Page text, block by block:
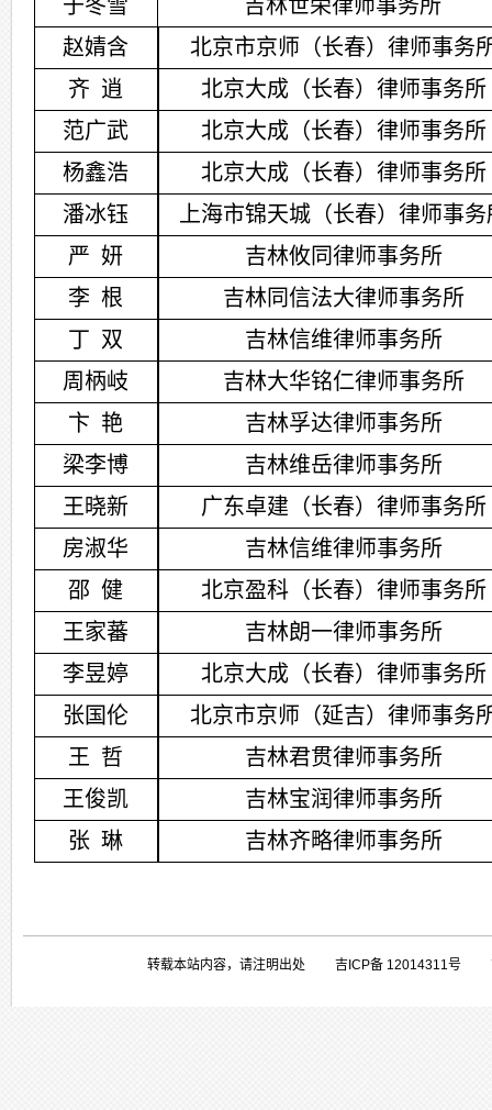
于冬雪
吉林世荣律师事务所
赵婧含
北京市京师（长春）律师事务
齐 逍
北京大成（长春）律师事务所
范广武
北京大成（长春）律师事务所
杨鑫浩
北京大成（长春）律师事务所
潘冰钰
上海市锦天城（长春）律师事务
严 妍
吉林攸同律师事务所
李 根 吉林同信法大律师事务所
丁 双
吉林信维律师事务所
周柄岐
吉林大华铭仁律师事务所
卞 艳
吉林孚达律师事务所
梁李博
吉林维岳律师事务所
王晓新
广东卓建（长春）律师事务所
房淑华
吉林信维律师事务所
邵 健
北京盈科（长春）律师事务所
王家蕃
吉林朗一律师事务所
李昱婷
北京大成（长春）律师事务所
张国伦
北京市京师（延吉）律师事务
王 哲
吉林君贯律师事务所
王俊凯
吉林宝润律师事务所
张 琳 吉林齐略律师事务所
转载本站内容，请注明出处 吉ICP备 12014311号